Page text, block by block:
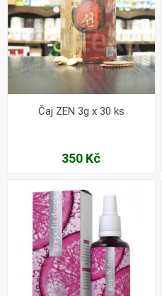
Čaj ZEN 3g x 30 ks
350 Kč